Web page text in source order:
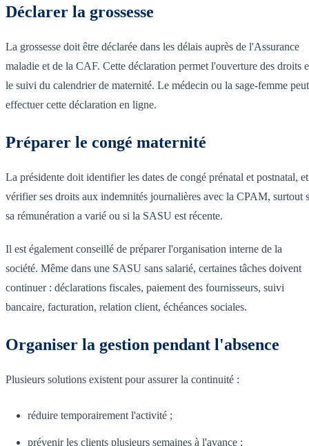
Déclarer la grossesse
La grossesse doit être déclarée dans les délais auprès de l'Assurance
maladie et de la CAF. Cette déclaration permet l'ouverture des droits
le suivi du calendrier de maternité. Le médecin ou la sage-femme peut
effectuer cette déclaration en ligne.
Préparer le congé maternité
La présidente doit identifier les dates de congé prénatal et postnatal, et
vérifier ses droits aux indemnités journalières avec la CPAM, surtout
sa rémunération a varié ou si la SASU est récente.
Il est également conseillé de préparer l'organisation interne de la
société. Même dans une SASU sans salarié, certaines tâches doivent
continuer : déclarations fiscales, paiement des fournisseurs, suivi
bancaire, facturation, relation client, échéances sociales.
Organiser la gestion pendant l'absence
Plusieurs solutions existent pour assurer la continuité :
réduire temporairement l'activité ;
prévenir les clients plusieurs semaines à l'avance ;